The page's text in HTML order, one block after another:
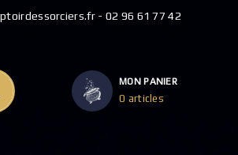
- 02 96 61 77 42
MON PANIER
0 articles